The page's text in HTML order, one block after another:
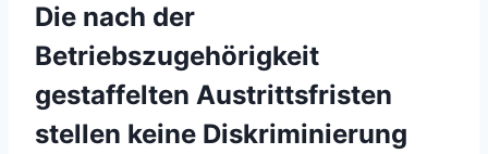
Die nach der
Betriebszugehörigkeit
gestaffelten Austrittsfristen
stellen keine Diskriminierung